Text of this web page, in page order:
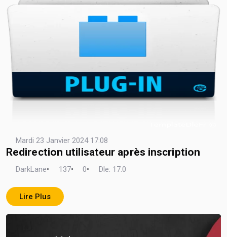
Mardi 23 Janvier 2024 17:08
Redirection utilisateur après inscription
DarkLane• 137• 0• Dle: 17.0
Lire Plus